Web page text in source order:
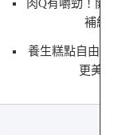
肉Q有嚼勁！開
補給
養生糕點自由搭
更美味